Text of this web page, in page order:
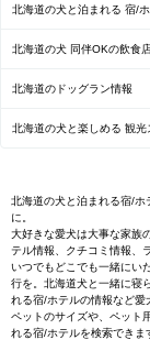
北海道の犬と泊まれる 宿/
北海道の犬 同伴OKの飲食
北海道のドッグラン情報
北海道の犬と楽しめる 観光
北海道の犬と泊まれる宿/ホ
に。
大好きな愛犬は大事な家族
テル情報、クチコミ情報、
いつでもどこでも一緒にい
行を。北海道犬と一緒に寝
れる宿/ホテルの情報など愛
ペットのサイズや、ペット
れる宿/ホテルを検索でき